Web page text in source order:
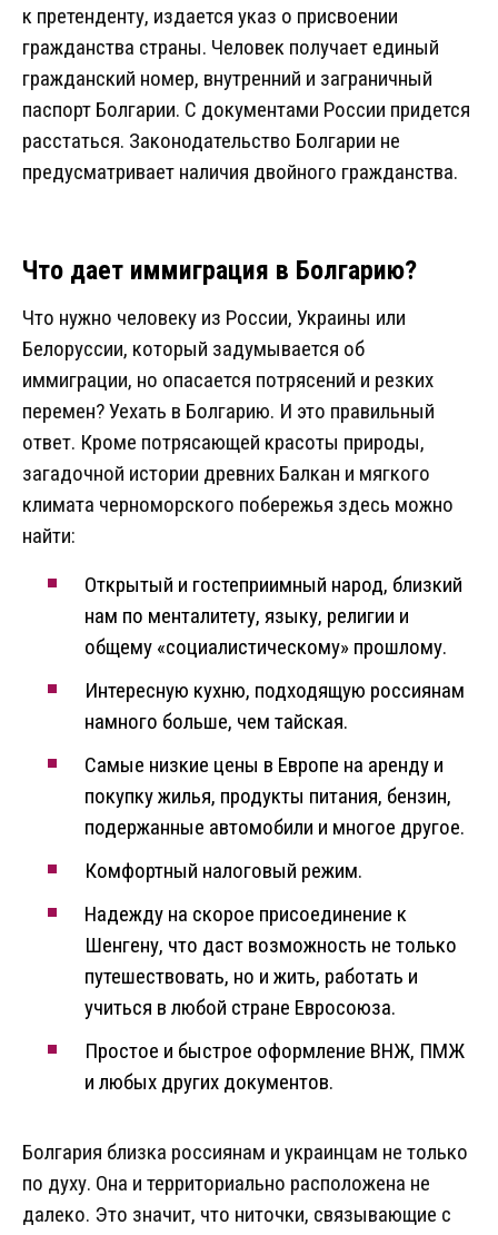
к претенденту, издается указ о присвоении
гражданства страны. Человек получает единый
гражданский номер, внутренний и заграничный
паспорт Болгарии. С документами России придется
расстаться. Законодательство Болгарии не
предусматривает наличия двойного гражданства.
Что дает иммиграция в Болгарию?
Что нужно человеку из России, Украины или
Белоруссии, который задумывается об
иммиграции, но опасается потрясений и резких
перемен? Уехать в Болгарию. И это правильный
ответ. Кроме потрясающей красоты природы,
загадочной истории древних Балкан и мягкого
климата черноморского побережья здесь можно
найти:
Открытый и гостеприимный народ, близкий
нам по менталитету, языку, религии и
общему «социалистическому» прошлому.
Интересную кухню, подходящую россиянам
намного больше, чем тайская.
Самые низкие цены в Европе на аренду и
покупку жилья, продукты питания, бензин,
подержанные автомобили и многое другое.
Комфортный налоговый режим.
Надежду на скорое присоединение к
Шенгену, что даст возможность не только
путешествовать, но и жить, работать и
учиться в любой стране Евросоюза.
Простое и быстрое оформление ВНЖ, ПМЖ
и любых других документов.
Болгария близка россиянам и украинцам не только
по духу. Она и территориально расположена не
далеко. Это значит, что ниточки, связывающие с